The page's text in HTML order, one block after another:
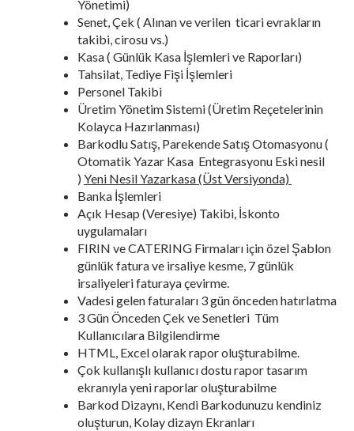
Yönetimi)
Senet, Çek ( Alınan ve verilen ticari evrakların
takibi, cirosu vs.)
Kasa ( Günlük Kasa İşlemleri ve Raporları)
Tahsilat, Tediye Fişi İşlemleri
Personel Takibi
Üretim Yönetim Sistemi (Üretim Reçetelerinin
Kolayca Hazırlanması)
Barkodlu Satış, Parekende Satış Otomasyonu (
Otomatik Yazar Kasa Entegrasyonu Eski nesil
) Yeni Nesil Yazarkasa (Üst Versiyonda)
Banka İşlemleri
Açık Hesap (Veresiye) Takibi, İskonto
uygulamaları
FIRIN ve CATERING Firmaları için özel Şablon
günlük fatura ve irsaliye kesme, 7 günlük
irsaliyeleri faturaya çevirme.
Vadesi gelen faturaları 3 gün önceden hatırlatma
3 Gün Önceden Çek ve Senetleri Tüm
Kullanıcılara Bilgilendirme
HTML, Excel olarak rapor oluşturabilme.
Çok kullanışlı kullanıcı dostu rapor tasarım
ekranıyla yeni raporlar oluşturabilme
Barkod Dizaynı, Kendi Barkodunuzu kendiniz
oluşturun, Kolay dizayn Ekranları